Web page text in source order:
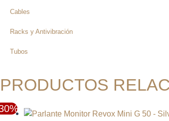
Cables
Racks y Antivibración
Tubos
PRODUCTOS
El
El